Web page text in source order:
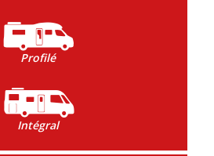
Profilé
Intégral